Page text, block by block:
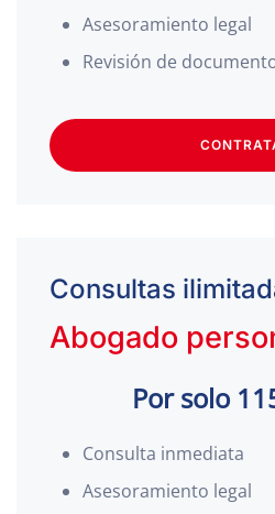
Asesoramiento legal
Revisión de
Consultas
Abogado
Por solo
Consulta inmediata
Asesoramiento legal